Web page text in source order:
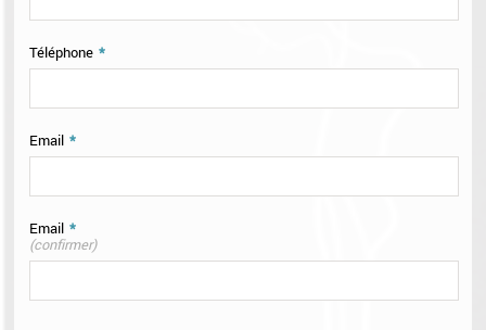
Téléphone *
Email *
Email *
(confirmer)